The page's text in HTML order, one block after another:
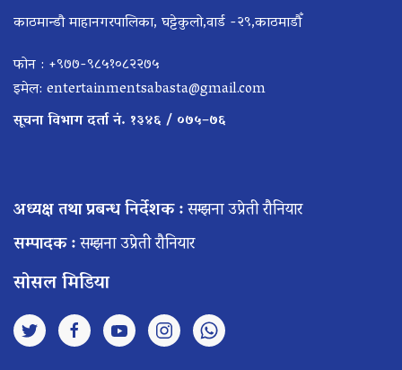
काठमान्डौ माहानगरपालिका, घट्टेकुलो,वार्ड -२९,काठमाडौँ
फोन : +९७७-९८५१०८२२७५
इमेल: entertainmentsabasta@gmail.com
सूचना विभाग दर्ता नं. १३४६ / ०७५–७६
अध्यक्ष तथा प्रबन्ध निर्देशक :सम्झना उप्रेती रौनियार
सम्पादक :सम्झना उप्रेती रौनियार
सोसल मिडिया